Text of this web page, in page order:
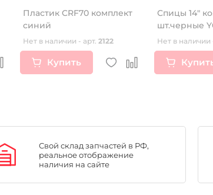
Пластик CRF70 комплект
синий
Нет в наличии - арт. 2122
Купить
Спицы 14"
шт.черные
Нет в наличии
Свой склад запчастей в РФ,
реальное отображение
наличия на сайте